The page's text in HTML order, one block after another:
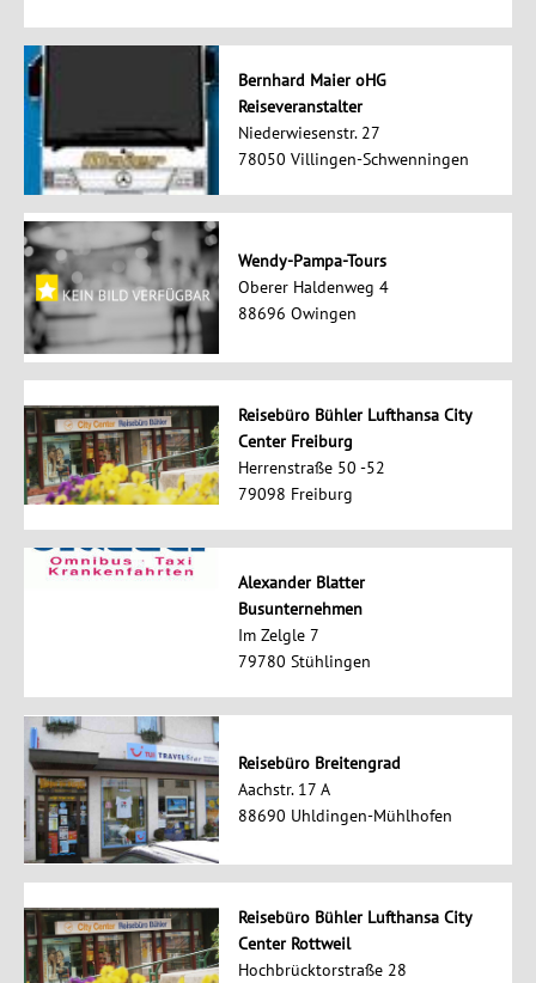
Bernhard Maier oHG
Reiseveranstalter
Niederwiesenstr. 27
78050 Villingen-Schwenningen
Wendy-Pampa-Tours
Oberer Haldenweg 4
88696 Owingen
Reisebüro Bühler Lufthansa City
Center Freiburg
Herrenstraße 50 -52
79098 Freiburg
Alexander Blatter
Busunternehmen
Im Zelgle 7
79780 Stühlingen
Reisebüro Breitengrad
Aachstr. 17 A
88690 Uhldingen-Mühlhofen
Reisebüro Bühler Lufthansa City
Center Rottweil
Hochbrücktorstraße 28